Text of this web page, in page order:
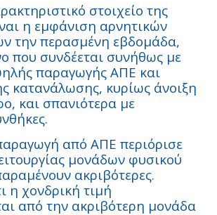
στοιχείο της
η εμφάνιση αρνητικών
την περασμένη εβδομάδα,
που συνδέεται συνήθως με
παραγωγής ΑΠΕ και
κατανάλωσης, κυρίως άνοιξη
και σπανιότερα με
από ΑΠΕ περιόρισε
μονάδων φυσικού
ακριβότερες.
η χονδρική τιμή
από την ακριβότερη μονάδα